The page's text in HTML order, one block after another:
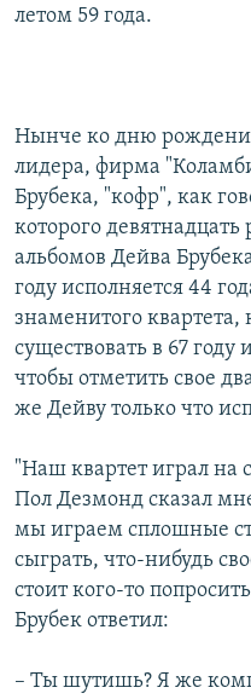
летом 59 года.
Нынче ко дню
лидера, фирма
Брубека, "кофр", как
которого
альбомов Дейва
году исполняется 44
знаменитого квартета,
существовать в 67 году
чтобы отметить свое
же Дейву только что
"Наш квартет играл на
Пол Дезмонд сказал
мы играем сплошные
сыграть, что-нибудь
стоит кого-то
Брубек ответил:
– Ты шутишь? Я же